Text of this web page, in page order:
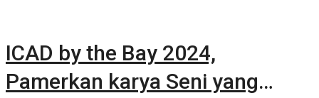
ICAD by the Bay 2024,
Pamerkan karya Seni yang